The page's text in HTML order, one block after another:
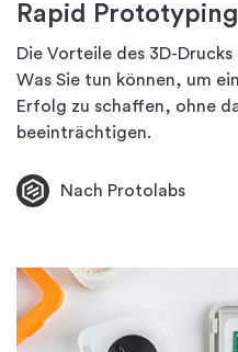
Rapid Prototyping
Die Vorteile des 3D-
Was Sie tun können, um
Erfolg zu schaffen, ohne
beeinträchtigen.
Nach Protolabs